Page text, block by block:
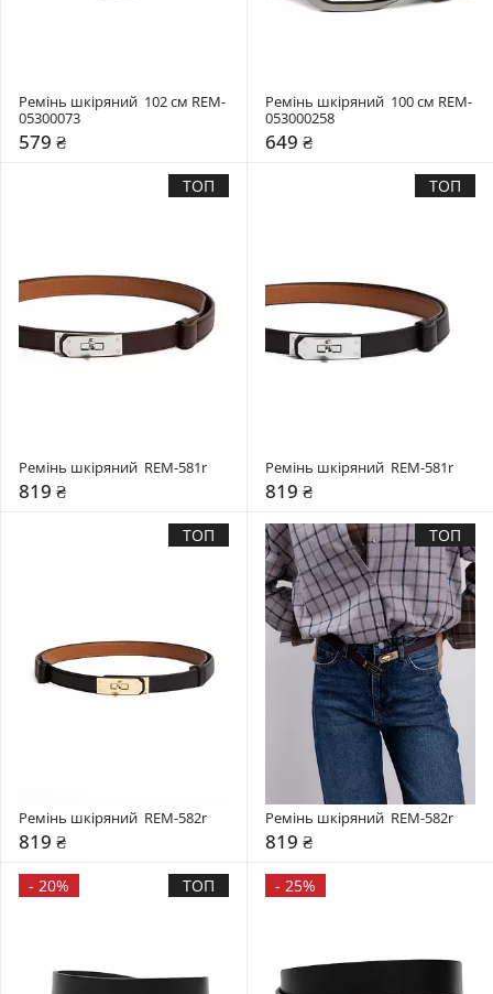
Ремінь шкіряний  102 см REM-
05300073
579 ₴
Ремінь шкіряний  100 см REM-
053000258
649 ₴
ТОП
Ремінь шкіряний  REM-581r
819 ₴
ТОП
Ремінь шкіряний  REM-581r
819 ₴
ТОП
Ремінь шкіряний  REM-582r
819 ₴
ТОП
Ремінь шкіряний  REM-582r
819 ₴
- 20% ТОП - 25%